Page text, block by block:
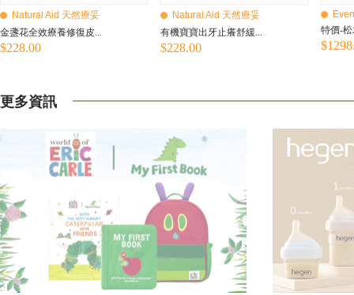
Natural Aid 天然療妥
金盞花全效療養修復皮...
$228.00
Natural Aid 天然療妥
有機寶寶出牙止癢舒緩...
$228.00
特價-
更多資訊